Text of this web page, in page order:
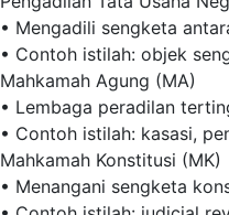
• Mengadili sengketa
• Contoh istilah: objek
Mahkamah Agung (MA)
• Lembaga peradilan
• Contoh istilah: kasasi,
Mahkamah Konstitusi (MK)
• Menangani sengketa